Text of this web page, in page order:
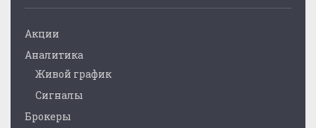
Акции
Аналитика
Живой график
Сигналы
Брокеры